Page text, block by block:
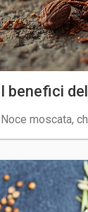
I benefici
Noce moscata,